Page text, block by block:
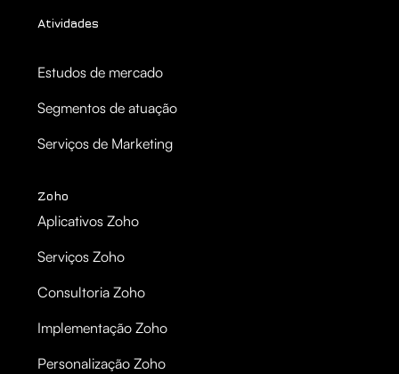
Atividades
Estudos de mercado
Segmentos de atuação
Serviços de Marketing
Zoho
Aplicativos Zoho
Serviços Zoho
Consultoria Zoho
Implementação Zoho
Personalização Zoho